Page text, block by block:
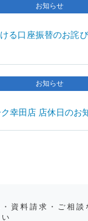
お知らせ
る口座振替のお詫
お知らせ
幸田店 店休日のお
資料請求・ご相談